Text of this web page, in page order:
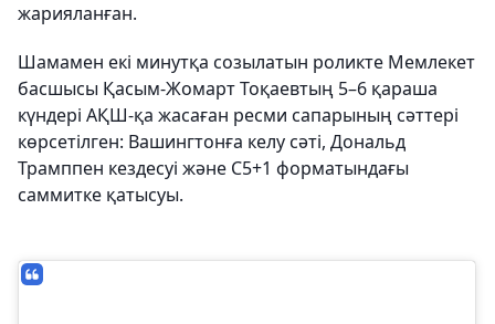
жарияланған.
Шамамен екі минутқа созылатын роликте Мемлекет
басшысы Қасым-Жомарт Тоқаевтың 5–6 қараша
күндері АҚШ-қа жасаған ресми сапарының сәттері
көрсетілген: Вашингтонға келу сәті, Дональд
Трамппен кездесуі және С5+1 форматындағы
саммитке қатысуы.